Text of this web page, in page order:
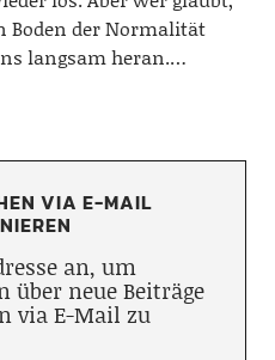
Boden der Normalität
langsam heran.…
VIA E-MAIL
an, um
über neue Beiträge
via E-Mail zu